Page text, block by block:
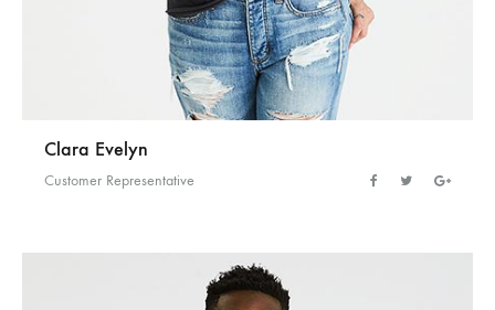
Clara Evelyn
Customer Representative